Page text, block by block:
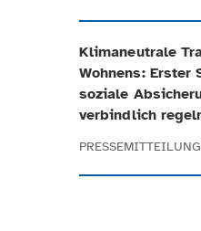
Klimaneutrale
Wohnens: Erster
soziale
verbindlich
PRESSEMITTEILUNG